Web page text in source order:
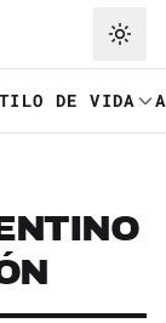
DE VIDA